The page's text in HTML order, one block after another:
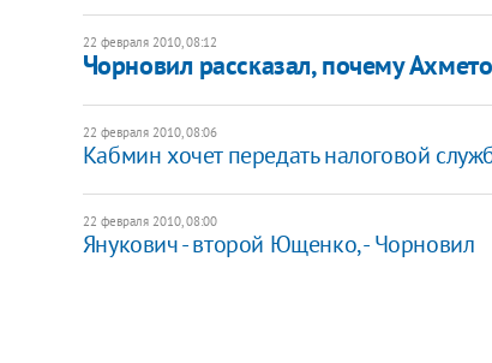
22 февраля 2010, 08:12
Чорновил рассказал, почему
22 февраля 2010, 08:06
Кабмин хочет передать налоговой
22 февраля 2010, 08:00
Янукович - второй Ющенко, - Чорновил